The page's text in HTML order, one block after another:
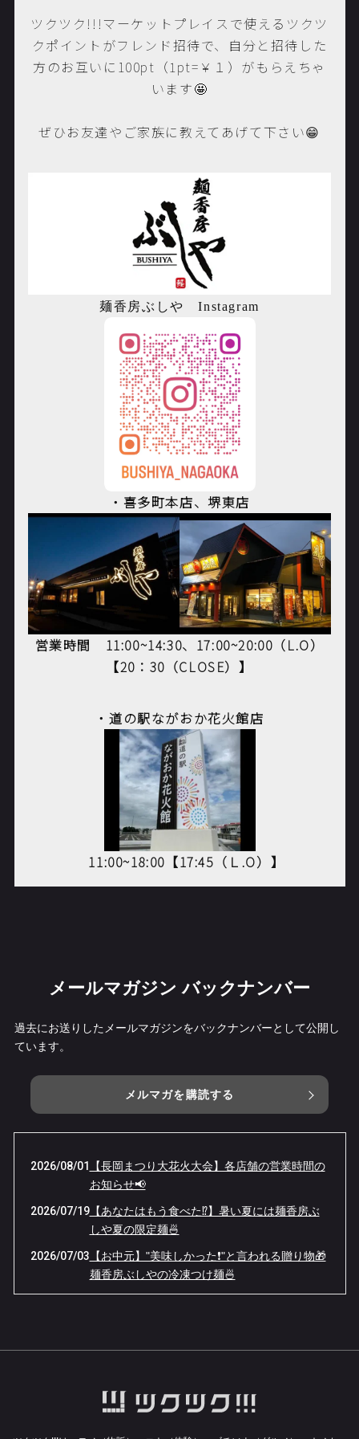
ツクツク!!!マーケットプレイスで使えるツクツ
クポイントがフレンド招待で、自分と招待した
方のお互いに100pt（1pt=￥１） がもらえちゃ
います🤩
ぜひお友達やご家族に教えてあげて下さい😁
麺香房ぶしやInstagram
・喜多町本店、堺東店
営業時間 11:00~14:30、 17:00~20:00（L.O）
【20：30（CLOSE）】
・道の駅ながおか花火館店
11:00~18:00【17:45 （Ｌ .O）】
メールマガジン バックナンバー
過去にお送りしたメールマガジンをバックナンバーとして公開し
ています。
メルマガを購読する
2026/08/01
【長岡まつり大花火大会】各店舗の営業時間の
お知らせ📢
2026/07/19【あなたはもう食べた⁉️】暑い夏には麺香房ぶ
しや夏の限定麺🍜
2026/07/03 【お中元】"美味しかった❗️"と言われる贈り物🎁
麺香房ぶしやの冷凍つけ麺🍜
【臨時休業のお知らせ】空調設備のメンテナン
スが入ります🔧
2026/06/01 【麺香房ぶしや本店】7周年感謝祭開催🎉無料